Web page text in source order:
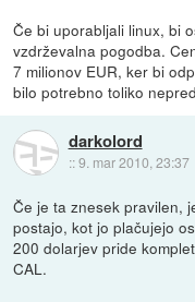
Če bi uporabljali linux, bi
vzdrževalna pogodba.
7 milionov EUR, ker bi
bilo potrebno toliko
darkolord
::9. mar 2010, 23:37
Če je ta znesek pravilen,
postajo, kot jo plačujejo
200 dolarjev pride
CAL.